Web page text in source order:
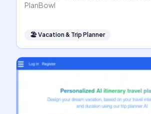
PlanBowl
🏖Vacation & Trip Planner